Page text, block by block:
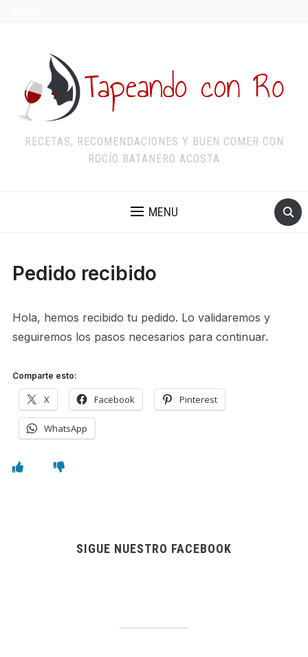
RECETAS, RECOMENDACIONES Y BUEN COMER CON
ROCÍO BATANERO ACOSTA
MENU
Pedido recibido
Hola, hemos recibido tu pedido. Lo validaremos y
seguiremos los pasos necesarios para continuar.
Comparte esto:
X Facebook Pinterest
WhatsApp
SIGUE NUESTRO FACEBOOK